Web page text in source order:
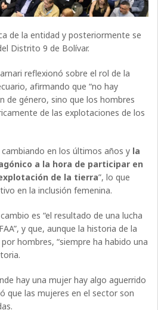
de la entidad y posteriormente se
Distrito 9 de Bolívar.
reflexionó sobre el rol de la
afirmando que “no hay
de género, sino que los hombres
de las explotaciones de los
en los últimos años y la
a la hora de participar en
de la tierra”, lo que
en la inclusión femenina.
es “el resultado de una lucha
y que, aunque la historia de la
hombres, “siempre ha habido una
hay una mujer hay algo aguerrido
que las mujeres en el sector son